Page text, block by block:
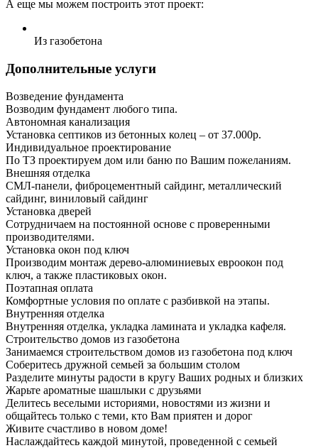
А еще мы можем построить этот проект:
Из газобетона
Дополнительные услуги
Возведение фундамента
Возводим фундамент любого типа.
Автономная канализация
Установка септиков из бетонных колец – от 37.000р.
Индивидуальное проектирование
По ТЗ проектируем дом или баню по Вашим пожеланиям.
Внешняя отделка
СМЛ-панели, фиброцементный сайдинг, металлический
сайдинг, виниловый сайдинг
Установка дверей
Сотрудничаем на постоянной основе с проверенными
производителями.
Установка окон под ключ
Производим монтаж дерево-алюминиевых евроокон под
ключ, а также пластиковых окон.
Поэтапная оплата
Комфортные условия по оплате с разбивкой на этапы.
Внутренняя отделка
Внутренняя отделка, укладка ламината и укладка кафеля.
Строительство домов из газобетона
Занимаемся строительством домов из газобетона под ключ
Соберитесь дружной семьей за большим столом
Разделите минуты радости в кругу Ваших родных и близких
Жарьте ароматные шашлыки с друзьями
Делитесь веселыми историями, новостями из жизни и
общайтесь только с теми, кто Вам приятен и дорог
Живите счастливо в новом доме!
Наслаждайтесь каждой минутой, проведенной с семьей